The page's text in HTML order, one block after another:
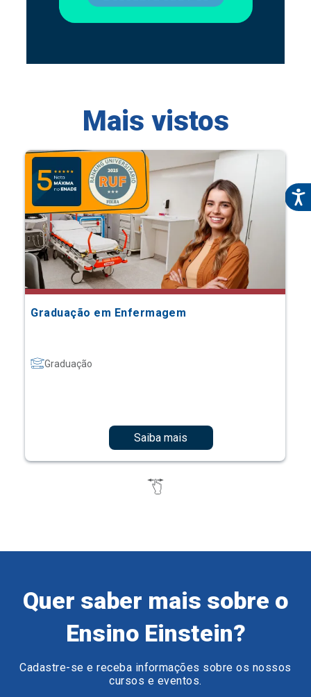
Mais vistos
Graduação em Enfermagem
Graduação
Saiba mais
Quer saber mais sobre o
Ensino Einstein?
Cadastre-se e receba informações sobre os nossos
cursos e eventos.